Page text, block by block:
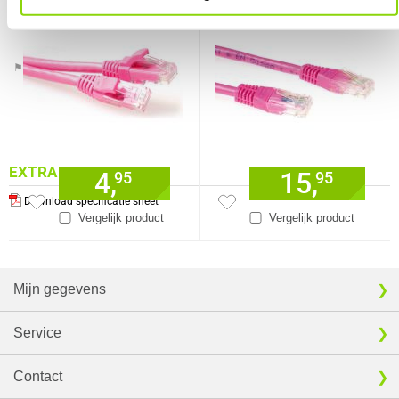
Verkrijgbaar sinds
Juni 2016
⚑ Fout melden
EXTRA INFORMATIE
Download specificatie sheet
Vergelijk product
4,95
Vergelijk product
15,95
Mijn gegevens
Service
Contact